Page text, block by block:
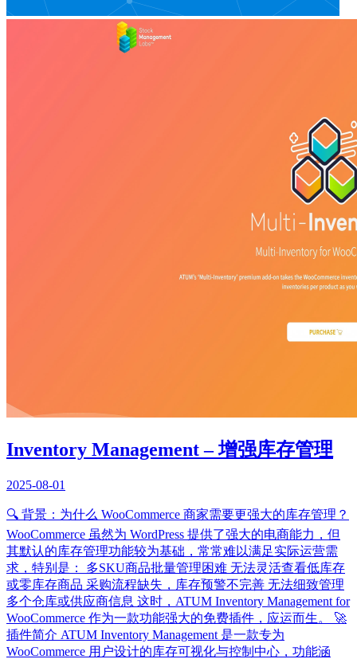
Inventory Management – 增强库存管理
2025-08-01
🔍 背景：为什么 WooCommerce 商家需要更强大的库存管理？
WooCommerce 虽然为 WordPress 提供了强大的电商能力，但
其默认的库存管理功能较为基础，常常难以满足实际运营需
求，特别是： 多SKU商品批量管理困难 无法灵活查看低库存
或零库存商品 采购流程缺失，库存预警不完善 无法细致管理
多个仓库或供应商信息 这时，ATUM Inventory Management for
WooCommerce 作为一款功能强大的免费插件，应运而生。 🚀
插件简介 ATUM Inventory Management 是一款专为
WooCommerce 用户设计的库存可视化与控制中心，功能涵